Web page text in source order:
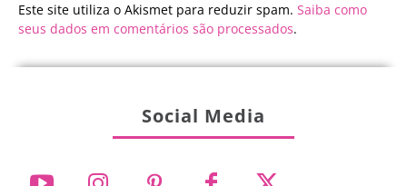
Este site utiliza o Akismet para reduzir spam. Saiba como
seus dados em comentários são processados.
Social Media